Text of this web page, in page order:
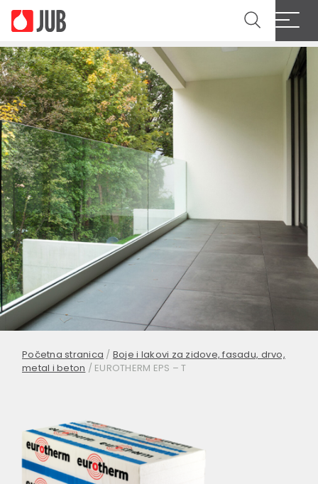
Početna stranica / Boje i lakovi za zidove, fasadu, drvo,
metal i beton / EUROTHERM EPS – T